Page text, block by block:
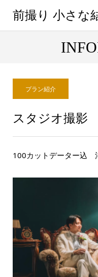
前撮り 小さな
プラン紹介
スタジオ撮影
100カットデーター込